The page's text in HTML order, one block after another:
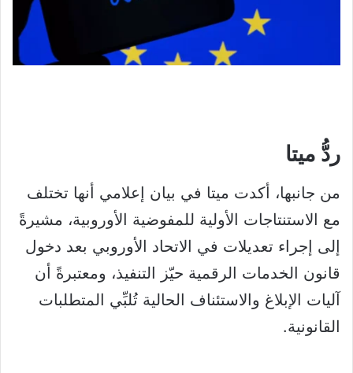
ردُّ ميتا
من جانبها، أكدت ميتا في بيان إعلامي أنها تختلف
مع الاستنتاجات الأولية للمفوضية الأوروبية، مشيرةً
إلى إجراء تعديلات في الاتحاد الأوروبي بعد دخول
قانون الخدمات الرقمية حيّز التنفيذ، ومعتبرةً أن
آليات الإبلاغ والاستئناف الحالية تُلبِّي المتطلبات
القانونية.